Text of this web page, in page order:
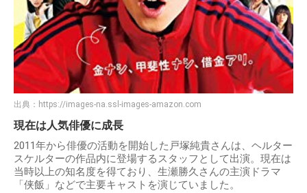
出典： https://images-na.ssl-images-amazon.com
現在は人気俳優に成長
2011年から俳優の活動を開始した戸塚純貴さんは、ヘルター
スケルターの作品内に登場するスタッフとして出演。現在は
当時以上の知名度を得ており、生瀬勝久さんの主演ドラマ
「侠飯」などで主要キャストを演じていました。